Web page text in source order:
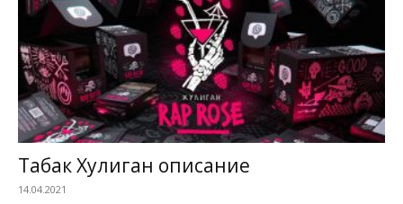
Табак Хулиган описание
14.04.2021